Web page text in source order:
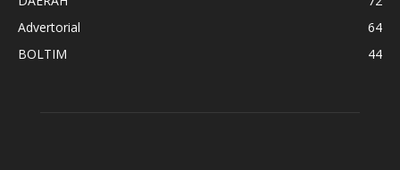
Advertorial
64
BOLTIM
44